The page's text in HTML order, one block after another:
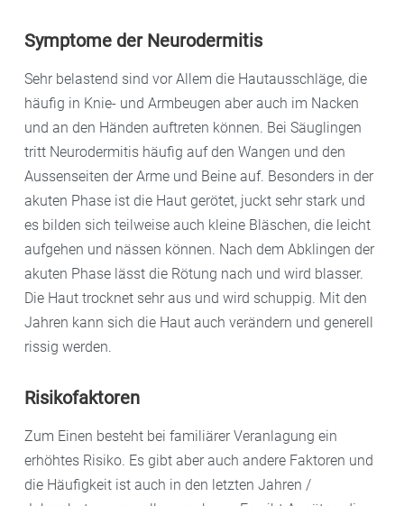
Symptome der Neurodermitis
Sehr belastend sind vor Allem die Hautausschläge, die
häufig in Knie- und Armbeugen aber auch im Nacken
und an den Händen auftreten können. Bei Säuglingen
tritt Neurodermitis häufig auf den Wangen und den
Aussenseiten der Arme und Beine auf. Besonders in der
akuten Phase ist die Haut gerötet, juckt sehr stark und
es bilden sich teilweise auch kleine Bläschen, die leicht
aufgehen und nässen können. Nach dem Abklingen der
akuten Phase lässt die Rötung nach und wird blasser.
Die Haut trocknet sehr aus und wird schuppig. Mit den
Jahren kann sich die Haut auch verändern und generell
rissig werden.
Risikofaktoren
Zum Einen besteht bei familiärer Veranlagung ein
erhöhtes Risiko. Es gibt aber auch andere Faktoren und
die Häufigkeit ist auch in den letzten Jahren /